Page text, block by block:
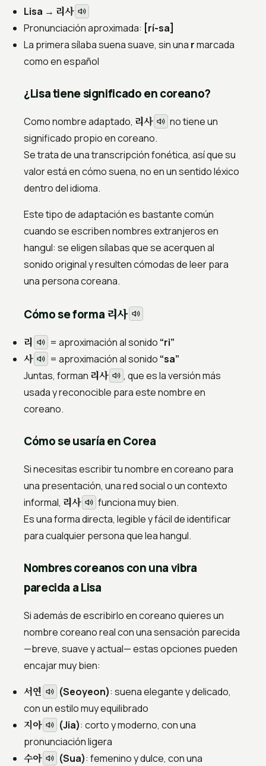
Lisa → 리사
Pronunciación aproximada: [rí-sa]
La primera sílaba suena suave, sin una rmarcada
como en español
¿Lisa tiene significado en coreano?
Como nombre adaptado, 리사
no tiene un
significado propio en coreano.
Se trata de una transcripción fonética, así que su
valor está en cómo suena, no en un sentido léxico
dentro del idioma.
Este tipo de adaptación es bastante común
cuando se escriben nombres extranjeros en
hangul: se eligen sílabas que se acerquen al
sonido original y resulten cómodas de leer para
una persona coreana.
Cómo se forma리사
리 = aproximación al sonido “ri”
사 = aproximación al sonido “sa”
Juntas, forman 리사
, que es la versión más
usada y reconocible para este nombre en
coreano.
Cómo se usaría en Corea
Si necesitas escribir tu nombre en coreano para
una presentación, una red social o un contexto
informal, 리사
funciona muy bien.
Es una forma directa, legible y fácil de identificar
para cualquier persona que lea hangul.
Nombres coreanos con una vibra
parecida a Lisa
Si además de escribirlo en coreano quieres un
nombre coreano real con una sensación parecida
—breve, suave y actual— estas opciones pueden
encajar muy bien:
서연 (Seoyeon): suena elegante y delicado,
con un estilo muy equilibrado
지아 (Jia): corto y moderno, con una
pronunciación ligera
수아 (Sua): femenino y dulce, con una